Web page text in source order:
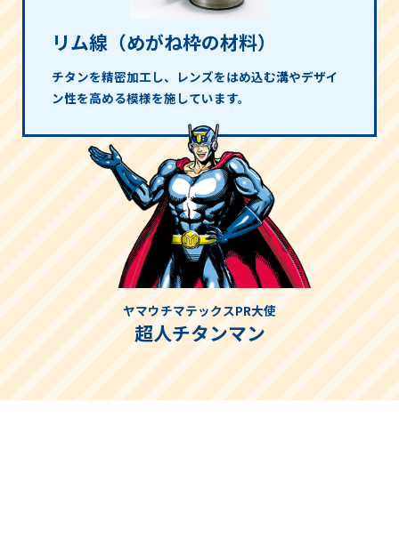
リム線（めがね枠の材料）
チタンを精密加工し、レンズをはめ込む溝やデザイ
ン性を高める模様を施しています。
ヤマウチマテックスPR大使
超人チタンマン